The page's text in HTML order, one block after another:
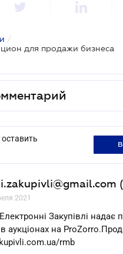
/
для продажи бизнеса
2021
Закупівлі надає
аукціонах на
rmb